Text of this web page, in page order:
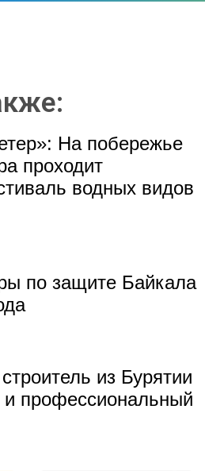
На побережье
проходит
водных видов
по защите Байкала
из Бурятии
и профессиональный